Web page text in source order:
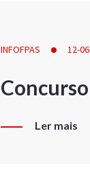
INFOFPAS 12-
Ler mais